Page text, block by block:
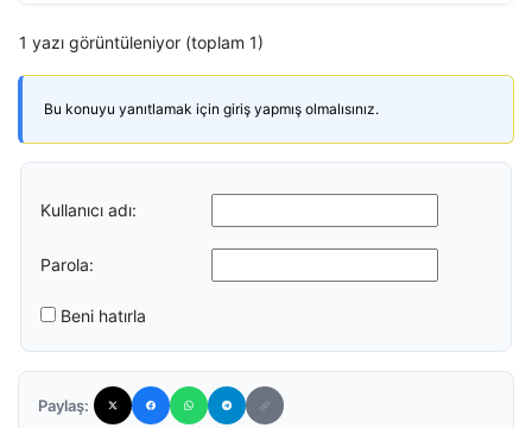
1 yazı görüntüleniyor (toplam 1)
Bu konuyu yanıtlamak için giriş yapmış olmalısınız.
Kullanıcı adı:
Parola:
Beni hatırla
Paylaş: